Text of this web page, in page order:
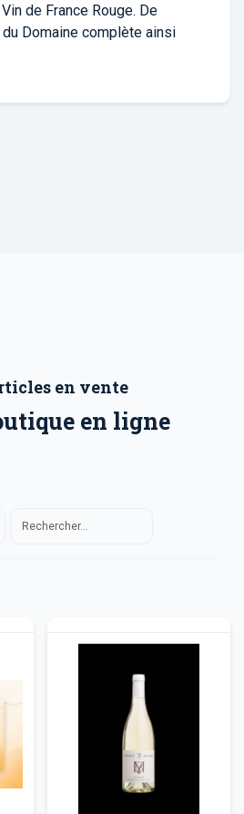
de France Rouge. De
Domaine complète ainsi
en vente
en ligne